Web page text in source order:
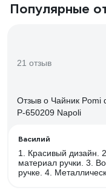
Популярные
21 отзыв
Отзыв о Чайник Pomi
P-650209 Napoli
Василий
1. Красивый дизайн.
материал ручки. 3.
ручке. 4.